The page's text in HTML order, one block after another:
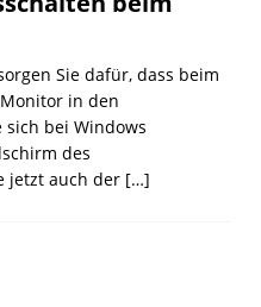
Sie dafür, dass beim
in den
sich bei Windows
des
jetzt auch der […]